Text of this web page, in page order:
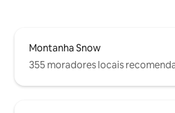
Montanha Snow
355 moradores locais